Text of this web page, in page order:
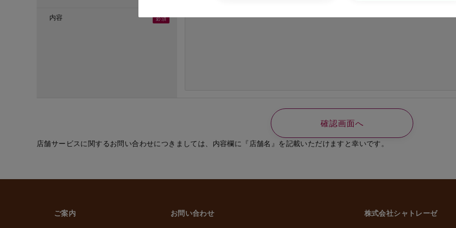
・(１)～(７)に記載した利用目的以外で個人情報を取得または利用する場合は、個別に利用目的を明示
3. 個人情報の第三者への委託・提供について
内容
店舗サービスに関するお問い合わせにつきましては、内容欄に『店舗名』を記載いただけますと幸いです。
ご案内 お問い合わせ 株式会社シャトレーゼ